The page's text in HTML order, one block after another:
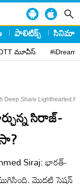
పాలిటిక్స్ సినిమా
మూవీస్
Deep Share Lighthearted
సిరాజ్-
Siraj: భారత్-
ముగిసింది. మొదటి సెషన్​